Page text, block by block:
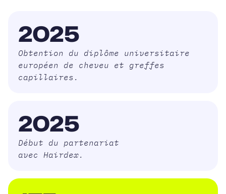
2025
Obtention du diplôme universitaire
européen de cheveu et greffes
capillaires.
2025
Début du partenariat
avec Hairdex.